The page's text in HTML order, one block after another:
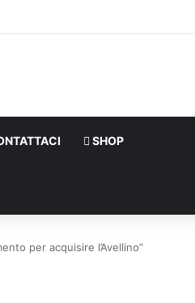
SHOP
per acquisire l’Avellino”